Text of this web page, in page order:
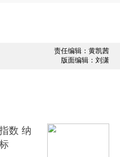
责任编辑：黄凯茜
版面编辑：刘潇
数 纳